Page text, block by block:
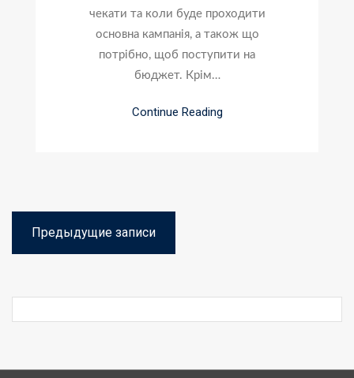
чекати та коли буде проходити
основна кампанія, а також що
потрібно, щоб поступити на
бюджет. Крім…
Continue Reading
Навигация
по
Предыдущие записи